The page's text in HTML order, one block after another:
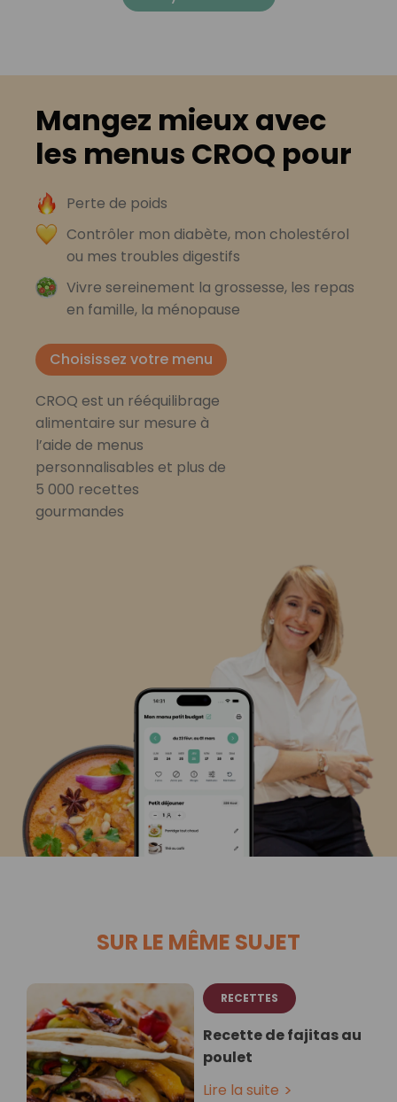
Mangez mieux avec
les menus CROQ pour
Perte de poids
Contrôler mon diabète, mon cholestérol
ou mes troubles digestifs
Vivre sereinement la grossesse, les repas
en famille, la ménopause
Choisissez votre menu
CROQ est un rééquilibrage
alimentaire sur mesure à
l’aide de menus
personnalisables et plus de
5 000 recettes
gourmandes
SUR LE MÊME SUJET
RECETTES
Recette de fajitas au
poulet
Lire la suite